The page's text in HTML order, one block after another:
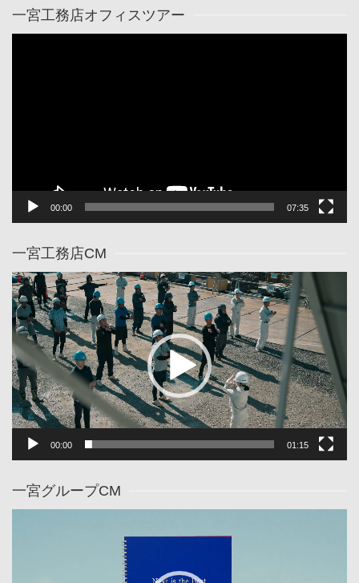
一宮工務店オフィスツアー
00:00 07:35
一宮工務店CM
動
画
プ
レ
ー
ヤ
ー
00:00 01:15
一宮グループCM